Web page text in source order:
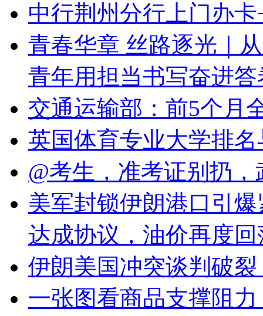
中行荆州分行上门办
青春华章 丝路逐光｜
青年用担当书写奋进答
交通运输部：前5个月
英国体育专业大学排
@考生，准考证别扔
美军封锁伊朗港口引
达成协议，油价再度回
伊朗美国冲突谈判破
一张图看商品支撑阻